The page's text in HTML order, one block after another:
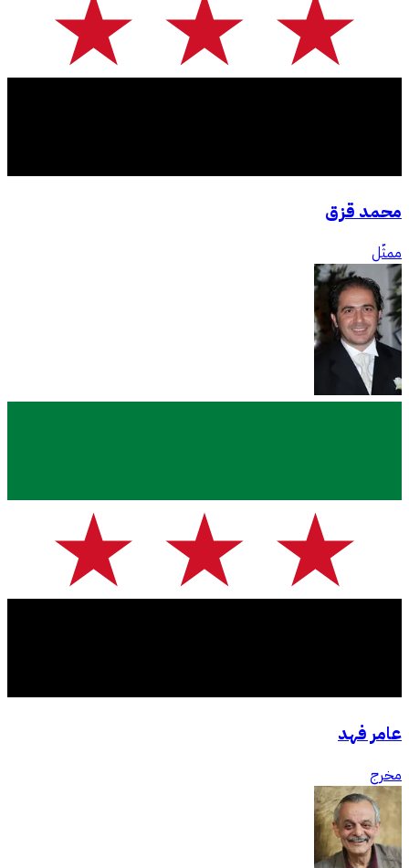
محمد قزق
ممثّل
عامر فهد
مخرج